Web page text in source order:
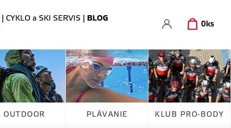
0 ks
CYKLO a SKI SERVIS BLOG
OUTDOOR PLÁVANIE KLUB PRO-BODY